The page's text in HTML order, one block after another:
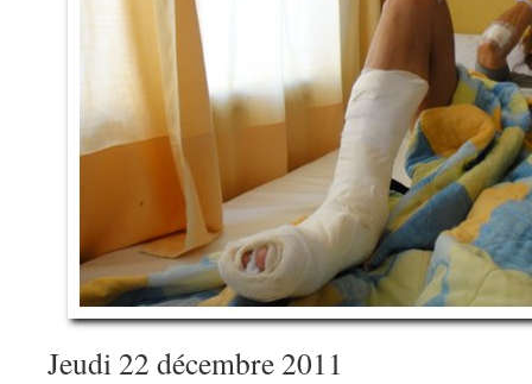
Jeudi 22 décembre 2011